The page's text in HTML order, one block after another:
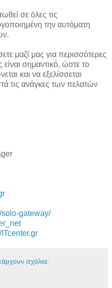
σε όλες τις
την αυτόματη
μαζί μας για περισσότερες
σημαντικό, ώστε το
και να εξελίσσεται
τις ανάγκες των πελατών
gateway/
σχόλια: